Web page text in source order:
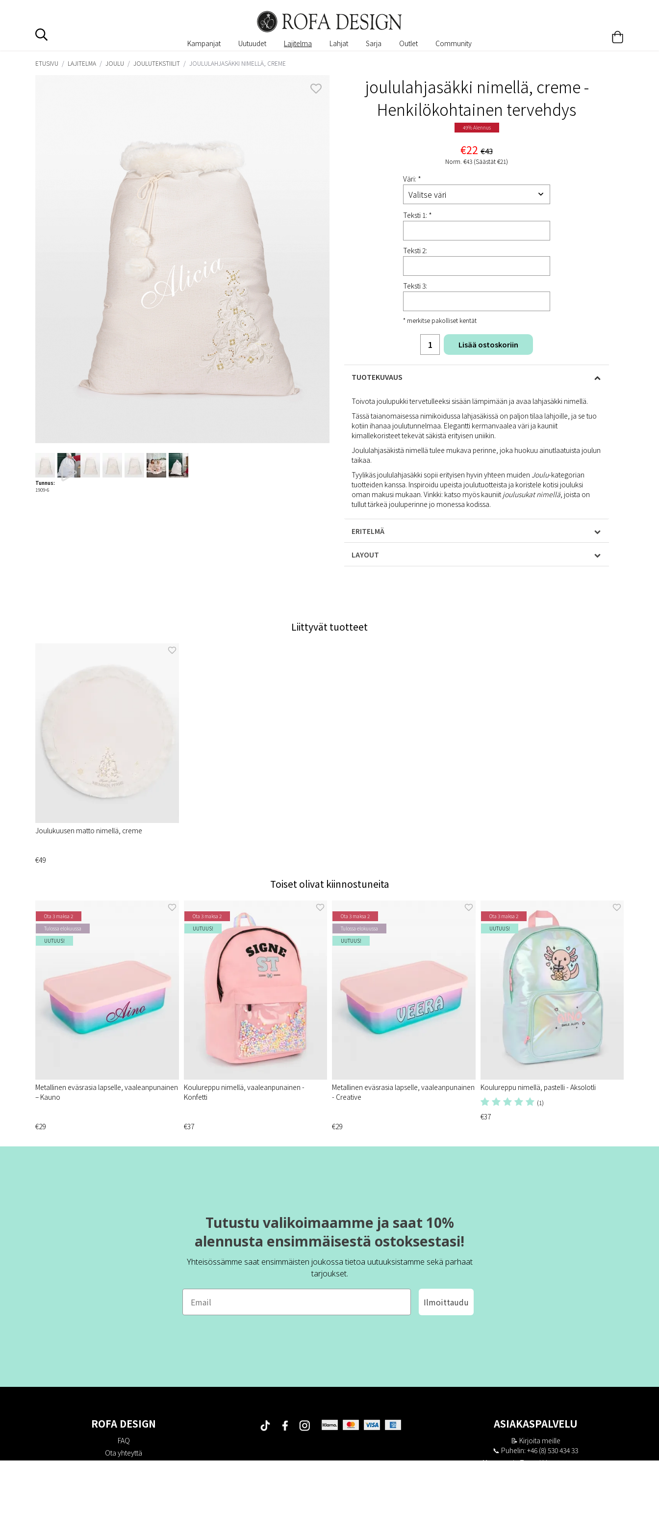
Kampanjat Uutuudet Lajitelma Lahjat Sarja Outlet Community
ETUSIVU / LAJITELMA / JOULU / JOULUTEKSTIILIT / JOULULAHJASÄKKI NIMELLÄ, CREME
joululahjasäkki nimellä, creme -
Henkilökohtainen tervehdys
49% Alennus
€22 €43
Norm. €43 (Säästät €21)
Väri: *
Teksti 1: *
Teksti 2:
Teksti 3:
* merkitse pakolliset kentät
Lisää ostoskoriin
TUOTEKUVAUS
Toivota joulupukki tervetulleeksi sisään lämpimään ja avaa lahjasäkki nimellä.
Tässä taianomaisessa nimikoidussa lahjasäkissä on paljon tilaa lahjoille, ja se tuo
kotiin ihanaa joulutunnelmaa. Elegantti kermanvaalea väri ja kauniit
kimallekoristeet tekevät säkistä erityisen uniikin.
Joululahjasäkistä nimellä tulee mukava perinne, joka huokuu ainutlaatuista joulun
taikaa.
Tyylikäs joululahjasäkki sopii erityisen hyvin yhteen muiden Joulu-kategorian
tuotteiden kanssa. Inspiroidu upeista joulutuotteista ja koristele kotisi jouluksi
oman makusi mukaan. Vinkki: katso myös kauniitjoulusukat nimellä, joista on
tullut tärkeä jouluperinne jo monessa kodissa.
ERITELMÄ
LAYOUT
Tunnus:
1909-6
Liittyvät tuotteet
Joulukuusen matto nimellä, creme
€49
Toiset olivat kiinnostuneita
Ota 3 maksa 2
Tulossa elokuussa
UUTUUS!
Metallinen eväsrasia lapselle, vaaleanpunainen
– Kauno
€29
Ota 3 maksa 2
UUTUUS!
Koulureppu nimellä, vaaleanpunainen -
Konfetti
€37
Ota 3 maksa 2
Tulossa elokuussa
UUTUUS!
Metallinen eväsrasia lapselle, vaaleanpunainen
- Creative
€29
Ota 3 maksa 2
UUTUUS!
Koulureppu nimellä, pastelli - Aksolotli
(1)
€37
Tutustu valikoimaamme ja saat 10%
alennusta ensimmäisestä ostoksestasi!
Yhteisössämme saat ensimmäisten joukossa tietoa uutuuksistamme sekä parhaat
tarjoukset.
Ilmoittaudu
ROFA DESIGN
FAQ
Ota yhteyttä
ASIAKASPALVELU
📝 Kirjoita meille
📞 Puhelin: +46 (8) 530 434 33
Maanantai - Torstai klo 10.00 - 17.00